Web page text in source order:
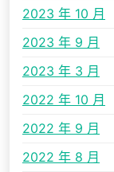
2023 年 10 月
2023 年 9 月
2023 年 3 月
2022 年 10 月
2022 年 9 月
2022 年 8 月